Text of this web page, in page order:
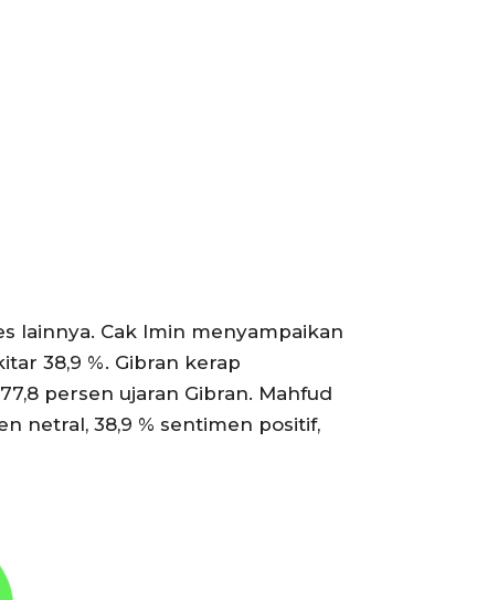
lainnya. Cak Imin menyampaikan
38,9 %. Gibran kerap
persen ujaran Gibran. Mahfud
netral, 38,9 % sentimen positif,